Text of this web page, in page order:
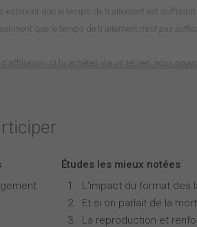
estiment que le temps de traitement est suffisant
que le temps de traitement n'est pas
Si tu achètes via un tel lien, nous
Études les mieux notées
L'impact du format des
Et si on parlait de la
La reproduction et